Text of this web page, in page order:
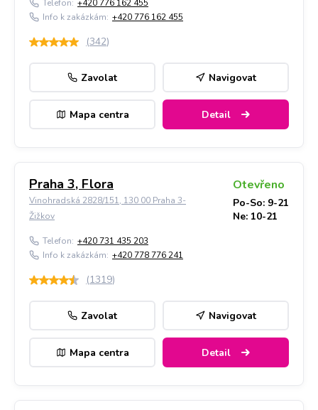
Telefon: +420 776 162 455
Info k zakázkám: +420 776 162 455
(342)
Zavolat Navigovat
Mapa centra Detail
Praha 3, Flora
Vinohradská 2828/151, 130 00 Praha 3-
Žižkov
Otevřeno
Po-So: 9-21
Ne: 10-21
Telefon: +420 731 435 203
Info k zakázkám: +420 778 776 241
(1319)
Zavolat Navigovat
Mapa centra Detail